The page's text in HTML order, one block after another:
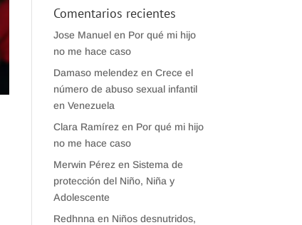
Comentarios recientes
Jose Manuelen Por qué mi hijo
no me hace caso
Damaso melendez en Crece el
número de abuso sexual infantil
en Venezuela
Clara Ramírez en Por qué mi hijo
no me hace caso
Merwin Pérez en Sistema de
protección del Niño, Niña y
Adolescente
Redhnna en Niños desnutridos,